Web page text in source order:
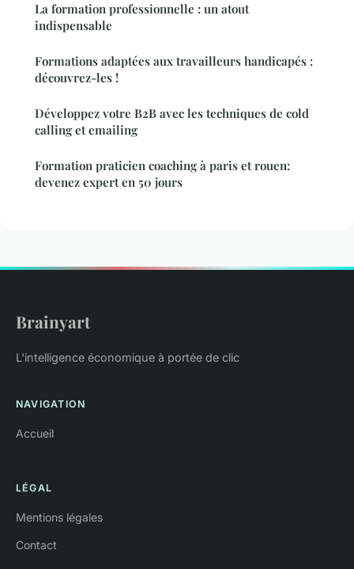
La formation professionnelle : un atout
indispensable
Formations adaptées aux travailleurs handicapés :
découvrez-les !
Développez votre B2B avec les techniques de cold
calling et emailing
Formation praticien coaching à paris et rouen:
devenez expert en 50 jours
Brainyart
L'intelligence économique à portée de clic
NAVIGATION
Accueil
LÉGAL
Mentions légales
Contact